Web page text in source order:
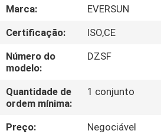
SOBRE
NÓS
EXCURSÃO
DA
FÁBRICA
Marca:
EVERSUN
Certificação:
ISO,CE
Número do
modelo:
DZSF
Quantidade de
ordem mínima:
1 conjunto
Preço:
Negociável